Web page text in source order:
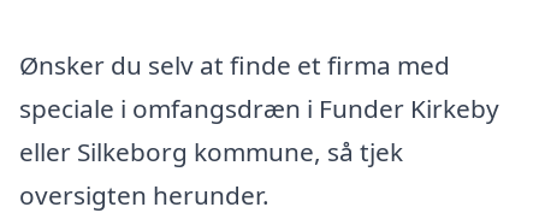
Ønsker du selv at finde et firma med
speciale i omfangsdræn i Funder Kirkeby
eller Silkeborg kommune, så tjek
oversigten herunder.